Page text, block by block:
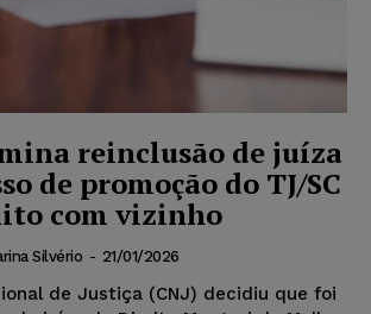
reinclusão de juíza
de promoção do TJ/SC
com vizinho
Silvério - 21/01/2026
de Justiça (CNJ) decidiu que foi